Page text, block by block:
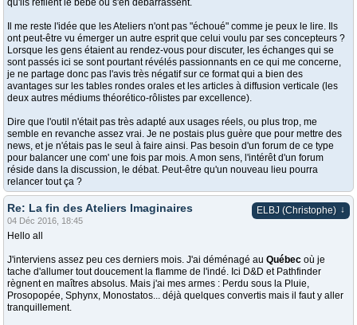
qu'ils refilent le bébé ou s'en débarrassent.
Il me reste l'idée que les Ateliers n'ont pas "échoué" comme je peux le lire. Ils
ont peut-être vu émerger un autre esprit que celui voulu par ses concepteurs ?
Lorsque les gens étaient au rendez-vous pour discuter, les échanges qui se
sont passés ici se sont pourtant révélés passionnants en ce qui me concerne,
je ne partage donc pas l'avis très négatif sur ce format qui a bien des
avantages sur les tables rondes orales et les articles à diffusion verticale (les
deux autres médiums théorético-rôlistes par excellence).
Dire que l'outil n'était pas très adapté aux usages réels, ou plus trop, me
semble en revanche assez vrai. Je ne postais plus guère que pour mettre des
news, et je n'étais pas le seul à faire ainsi. Pas besoin d'un forum de ce type
pour balancer une com' une fois par mois. A mon sens, l'intérêt d'un forum
réside dans la discussion, le débat. Peut-être qu'un nouveau lieu pourra
relancer tout ça ?
ELBJ (Christophe) ↓
Re: La fin des Ateliers Imaginaires
04 Déc 2016, 18:45
Hello all
J'interviens assez peu ces derniers mois. J'ai déménagé au Québec où je
tache d'allumer tout doucement la flamme de l'indé. Ici D&D et Pathfinder
règnent en maîtres absolus. Mais j'ai mes armes : Perdu sous la Pluie,
Prosopopée, Sphynx, Monostatos... déjà quelques convertis mais il faut y aller
tranquillement.